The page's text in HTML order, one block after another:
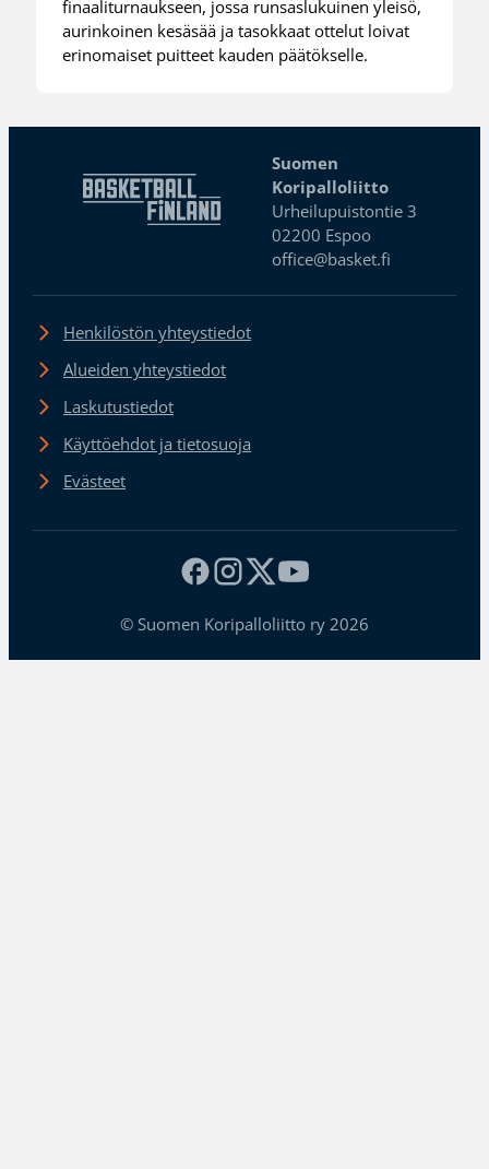
finaaliturnaukseen, jossa runsaslukuinen yleisö,
aurinkoinen kesäsää ja tasokkaat ottelut loivat
erinomaiset puitteet kauden päätökselle.
Suomen
Koripalloliitto
Urheilupuistontie 3
02200 Espoo
office@basket.fi
Henkilöstön yhteystiedot
Alueiden yhteystiedot
Laskutustiedot
Käyttöehdot ja tietosuoja
Evästeet
© Suomen Koripalloliitto ry 2026